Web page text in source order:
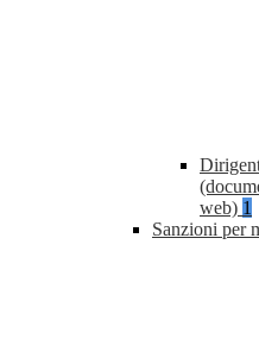
web) 1
Sanzioni per